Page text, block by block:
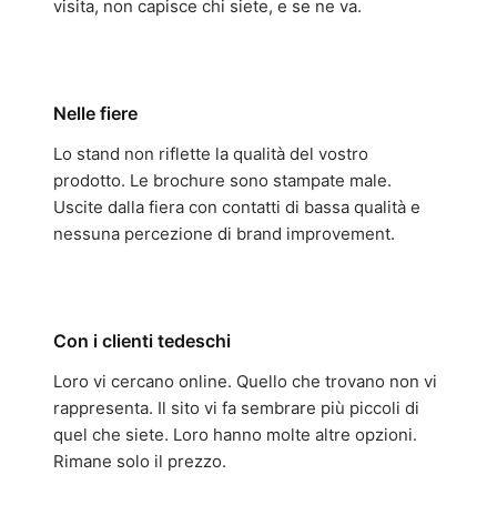
visita, non capisce chi siete, e se ne va.
Nelle fiere
Lo stand non riflette la qualità del vostro
prodotto. Le brochure sono stampate male.
Uscite dalla fiera con contatti di bassa qualità e
nessuna percezione di brand improvement.
Con i clienti tedeschi
Loro vi cercano online. Quello che trovano non vi
rappresenta. Il sito vi fa sembrare più piccoli di
quel che siete. Loro hanno molte altre opzioni.
Rimane solo il prezzo.